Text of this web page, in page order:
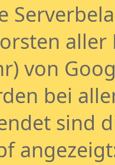
aller
von
bei
sind